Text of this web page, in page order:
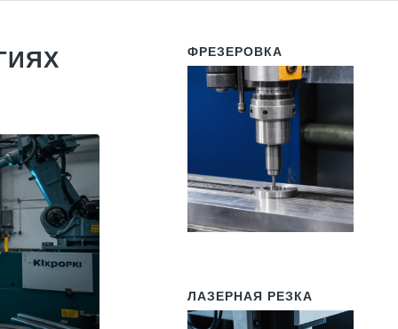
ФРЕЗЕРОВКА
ЛАЗЕРНАЯ РЕЗКА